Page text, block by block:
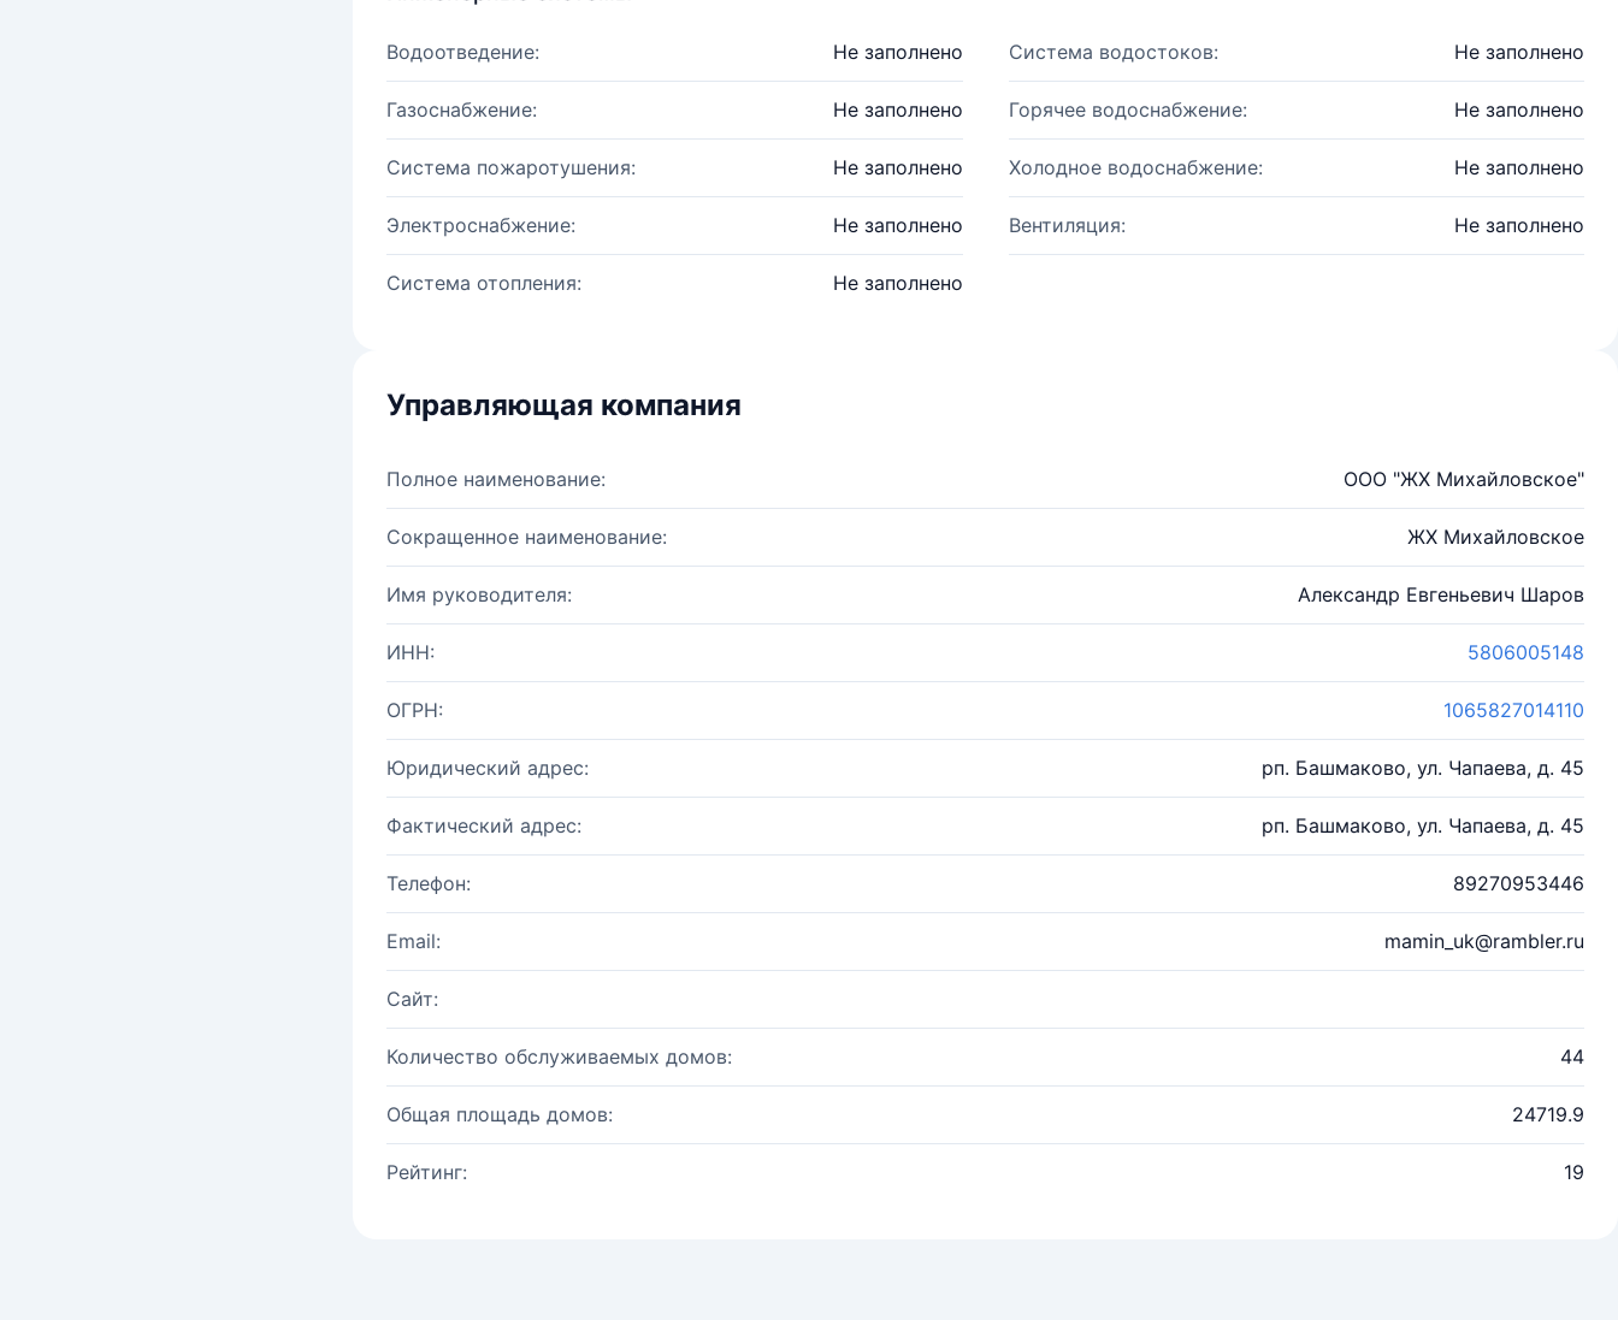
Водоотведение: Не заполнено Система водостоков: Не заполнено
Газоснабжение: Не заполнено Горячее водоснабжение: Не заполнено
Система пожаротушения: Не заполнено Холодное водоснабжение: Не заполнено
Электроснабжение: Не заполнено Вентиляция: Не заполнено
Система отопления: Не заполнено
Управляющая компания
Полное наименование: ООО "ЖХ Михайловское"
Сокращенное наименование: ЖХ Михайловское
Имя руководителя: Александр Евгеньевич Шаров
ИНН: 5806005148
ОГРН: 1065827014110
Юридический адрес: рп. Башмаково, ул. Чапаева, д. 45
Фактический адрес: рп. Башмаково, ул. Чапаева, д. 45
Телефон: 89270953446
Email: mamin_uk@rambler.ru
Сайт:
Количество обслуживаемых домов: 44
Общая площадь домов: 24719.9
Рейтинг: 19